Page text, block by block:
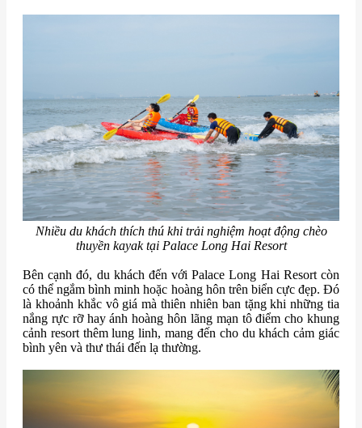
Nhiều du khách thích thú khi trải nghiệm hoạt động chèo
thuyền kayak tại Palace Long Hai Resort
Bên cạnh đó, du khách đến với Palace Long Hai Resort còn
có thể ngắm bình minh hoặc hoàng hôn trên biển cực đẹp. Đó
là khoảnh khắc vô giá mà thiên nhiên ban tặng khi những tia
nắng rực rỡ hay ánh hoàng hôn lãng mạn tô điểm cho khung
cảnh resort thêm lung linh, mang đến cho du khách cảm giác
bình yên và thư thái đến lạ thường.